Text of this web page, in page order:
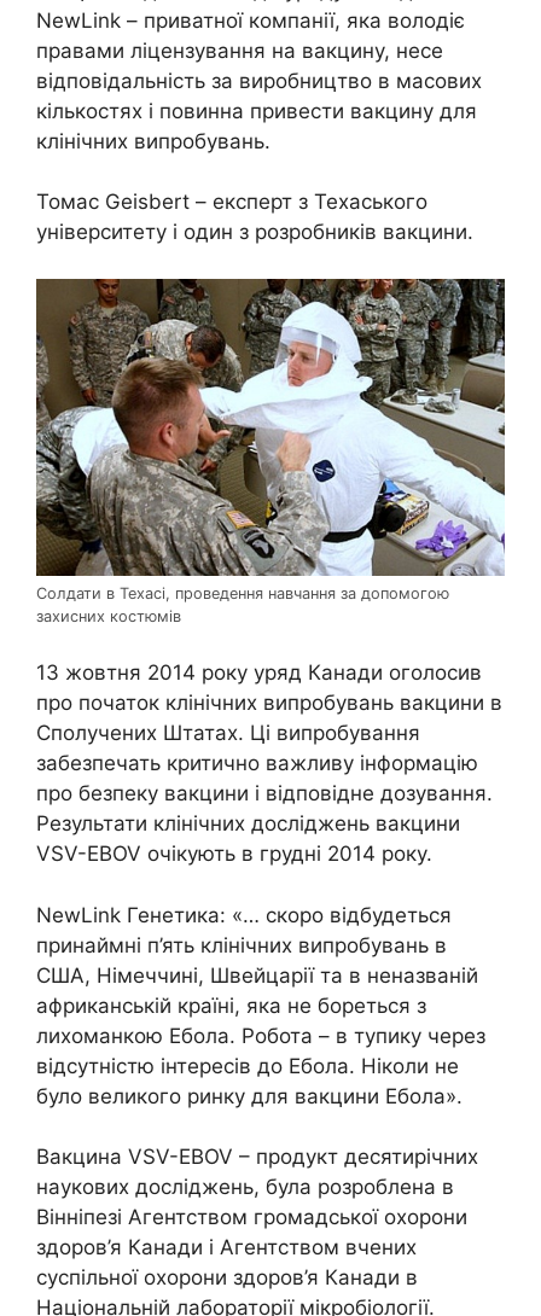
NewLink – приватної компанії, яка володіє
правами ліцензування на вакцину, несе
відповідальність за виробництво в масових
кількостях і повинна привести вакцину для
клінічних випробувань.
Томас Geisbert – експерт з Техаського
університету і один з розробників вакцини.
Солдати в Техасі, проведення навчання за допомогою
захисних костюмів
13 жовтня 2014 року уряд Канади оголосив
про початок клінічних випробувань вакцини в
Сполучених Штатах. Ці випробування
забезпечать критично важливу інформацію
про безпеку вакцини і відповідне дозування.
Результати клінічних досліджень вакцини
VSV-EBOV очікують в грудні 2014 року.
NewLink Генетика: «… скоро відбудеться
принаймні п’ять клінічних випробувань в
США, Німеччині, Швейцарії та в неназваній
африканській країні, яка не бореться з
лихоманкою Ебола. Робота – в тупику через
відсутністю інтересів до Ебола. Ніколи не
було великого ринку для вакцини Ебола».
Вакцина VSV-EBOV – продукт десятирічних
наукових досліджень, була розроблена в
Вінніпезі Агентством громадської охорони
здоров’я Канади і Агентством вчених
суспільної охорони здоров’я Канади в
Національній лабораторії мікробіології.